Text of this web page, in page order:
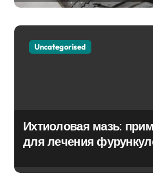
Uncategorised
Ихтиоловая мазь:
для лечения